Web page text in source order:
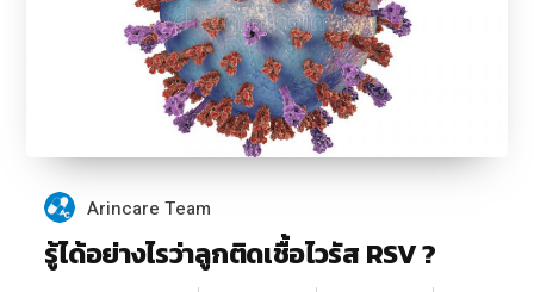
Arincare Team
รู้ได้อย่างไรว่าลูกติดเชื้อไวรัส RSV ?